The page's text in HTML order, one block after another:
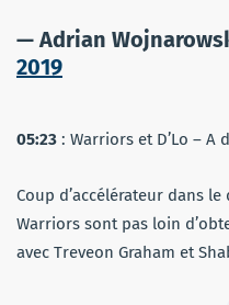
— Adrian
2019
05:23 : Warriors et D’Lo – A
Coup d’accélérateur dans le
Warriors sont pas loin
avec Treveon Graham et